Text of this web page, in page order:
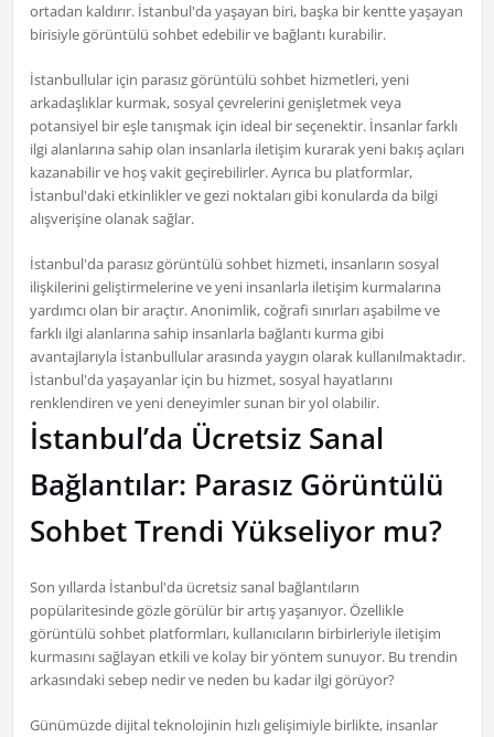
ortadan kaldırır. İstanbul'da yaşayan biri, başka bir kentte yaşayan
birisiyle görüntülü sohbet edebilir ve bağlantı kurabilir.
İstanbullular için parasız görüntülü sohbet hizmetleri, yeni
arkadaşlıklar kurmak, sosyal çevrelerini genişletmek veya
potansiyel bir eşle tanışmak için ideal bir seçenektir. İnsanlar farklı
ilgi alanlarına sahip olan insanlarla iletişim kurarak yeni bakış açıları
kazanabilir ve hoş vakit geçirebilirler. Ayrıca bu platformlar,
İstanbul'daki etkinlikler ve gezi noktaları gibi konularda da bilgi
alışverişine olanak sağlar.
İstanbul'da parasız görüntülü sohbet hizmeti, insanların sosyal
ilişkilerini geliştirmelerine ve yeni insanlarla iletişim kurmalarına
yardımcı olan bir araçtır. Anonimlik, coğrafi sınırları aşabilme ve
farklı ilgi alanlarına sahip insanlarla bağlantı kurma gibi
avantajlarıyla İstanbullular arasında yaygın olarak kullanılmaktadır.
İstanbul'da yaşayanlar için bu hizmet, sosyal hayatlarını
renklendiren ve yeni deneyimler sunan bir yol olabilir.
İstanbul’da Ücretsiz Sanal
Bağlantılar: Parasız Görüntülü
Sohbet Trendi Yükseliyor mu?
Son yıllarda İstanbul'da ücretsiz sanal bağlantıların
popülaritesinde gözle görülür bir artış yaşanıyor. Özellikle
görüntülü sohbet platformları, kullanıcıların birbirleriyle iletişim
kurmasını sağlayan etkili ve kolay bir yöntem sunuyor. Bu trendin
arkasındaki sebep nedir ve neden bu kadar ilgi görüyor?
Günümüzde dijital teknolojinin hızlı gelişimiyle birlikte, insanlar